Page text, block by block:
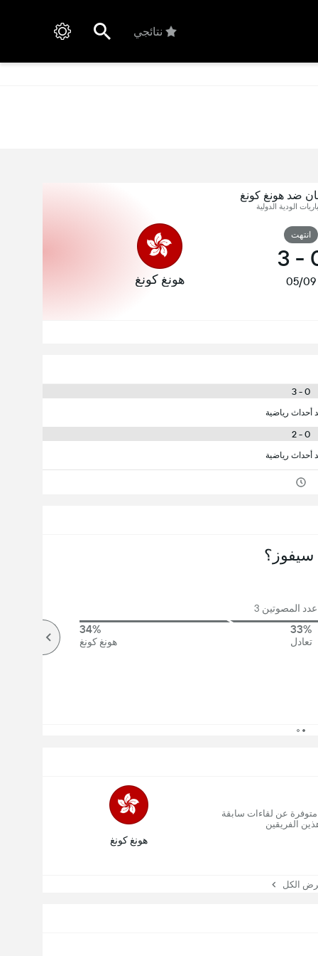
نتائجي
ضد هونغ كونغ
الودية الدولية
انتهت
-
3
05/09 هونغ كونغ
0 - 3
أحداث رياضية
0 - 2
أحداث رياضية
المصوتين 3
33%
تعادل
34%
هونغ كونغ
متوفرة عن لقاءات سابقة
الفريقين
هونغ كونغ
الكل